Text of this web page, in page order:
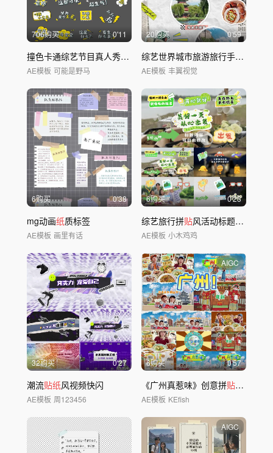
706购买 0'11
撞色卡通综艺节目真人秀花字 贴纸集合
AE模板 可能是野马
20购买 0'59
综艺世界城市旅游旅行手账拼
AE模板 丰翼视觉
6购买 0'38
mg动画纸质标签
AE模板 画里有话
6购买 0'23
综艺旅行拼贴风活动标题字幕快闪
AE模板 小木鸡鸡
32购买 0'27
潮流贴纸风视频快闪
AE模板 周123456
AIGC
6购买 0'57
《广州真惹味》创意拼贴综艺感城
AE模板 KEfish
AIGC